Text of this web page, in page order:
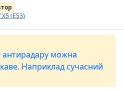
X5 (E53)
антирадару можна
Наприклад сучасний